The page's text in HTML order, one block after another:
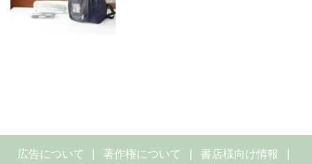
広告について 著作権について 書店様向け情報